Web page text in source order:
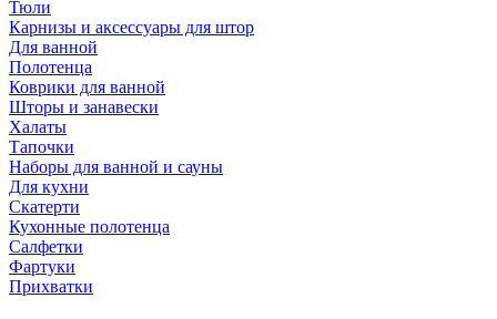
Тюли
Карнизы и аксессуары для штор
Для ванной
Полотенца
Коврики для ванной
Шторы и занавески
Халаты
Тапочки
Наборы для ванной и сауны
Для кухни
Скатерти
Кухонные полотенца
Салфетки
Фартуки
Прихватки